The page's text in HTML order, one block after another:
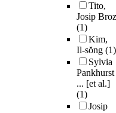
Tito,
Josip Broz
(1)
Kim,
Il-sŏng (1)
Sylvia
Pankhurst
... [et al.]
(1)
Josip